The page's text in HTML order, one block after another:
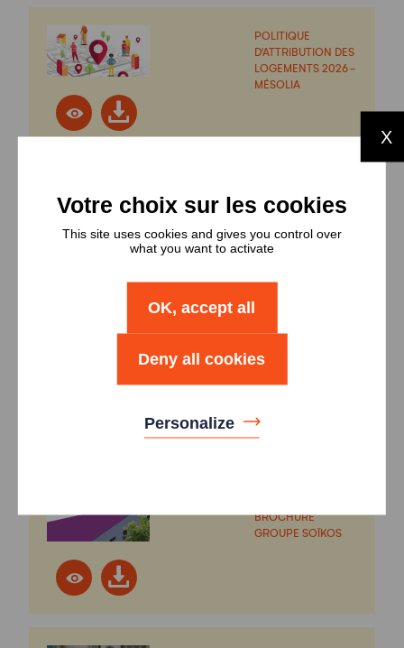
POLITIQUE
D'ATTRIBUTION DES
LOGEMENTS 2026 -
MÉSOLIA
D'ATTRIBUTION DES
TOIT GIRONDIN
BROCHURE
BROCHURE
GROUPE SOÏKOS
X
This site uses cookies and gives you control over
what you want to activate
OK, accept all
Deny all cookies
Personalize